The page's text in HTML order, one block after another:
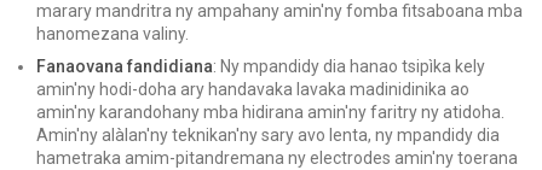
marary mandritra ny ampahany amin'ny fomba fitsaboana mba
hanomezana valiny.
Fanaovana fandidiana: Ny mpandidy dia hanao tsipìka kely
amin'ny hodi-doha ary handavaka lavaka madinidinika ao
amin'ny karandohany mba hidirana amin'ny faritry ny atidoha.
Amin'ny alàlan'ny teknikan'ny sary avo lenta, ny mpandidy dia
hametraka amim-pitandremana ny electrodes amin'ny toerana